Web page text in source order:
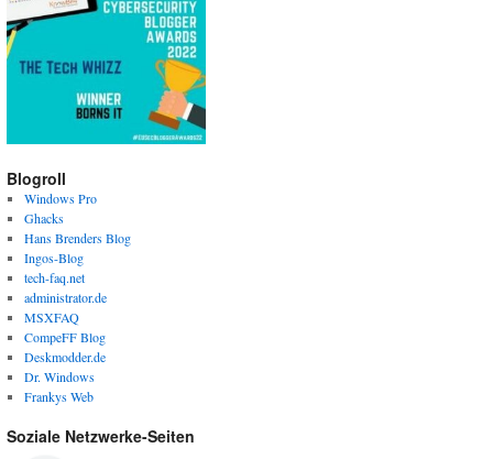
Blogroll
Windows Pro
Ghacks
Hans Brenders Blog
Ingos-Blog
tech-faq.net
administrator.de
MSXFAQ
CompeFF Blog
Deskmodder.de
Dr. Windows
Frankys Web
Soziale Netzwerke-Seiten